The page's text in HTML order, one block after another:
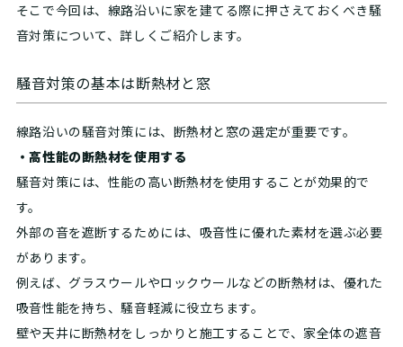
そこで今回は、線路沿いに家を建てる際に押さえておくべき騒
音対策について、詳しくご紹介します。
騒音対策の基本は断熱材と窓
線路沿いの騒音対策には、断熱材と窓の選定が重要です。
・高性能の断熱材を使用する
騒音対策には、性能の高い断熱材を使用することが効果的で
す。
外部の音を遮断するためには、吸音性に優れた素材を選ぶ必要
があります。
例えば、グラスウールやロックウールなどの断熱材は、優れた
吸音性能を持ち、騒音軽減に役立ちます。
壁や天井に断熱材をしっかりと施工することで、家全体の遮音